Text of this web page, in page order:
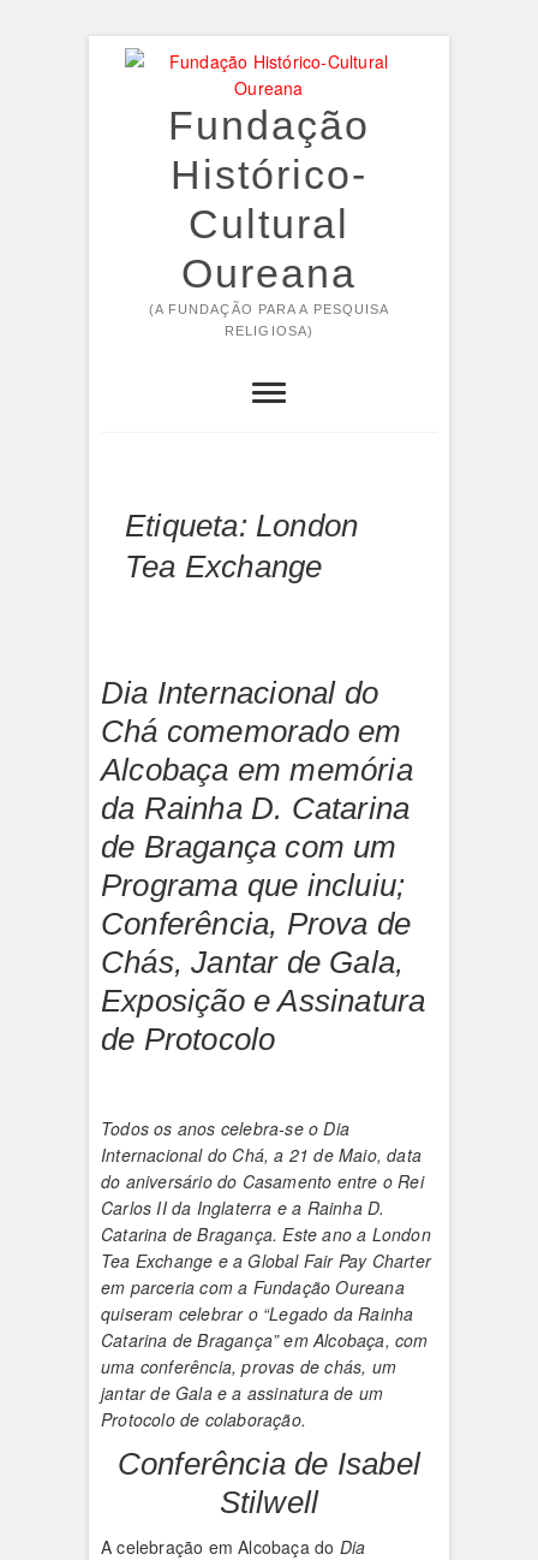
Fundação
Histórico-
Cultural
Oureana
(A FUNDAÇÃO PARA A PESQUISA
RELIGIOSA)
Etiqueta: London
Tea Exchange
Dia Internacional do
Chá comemorado em
Alcobaça em memória
da Rainha D. Catarina
de Bragança com um
Programa que incluiu;
Conferência, Prova de
Chás, Jantar de Gala,
Exposição e Assinatura
de Protocolo
Todos os anos celebra-se o Dia
Internacional do Chá, a 21 de Maio, data
do aniversário do Casamento entre o Rei
Carlos II da Inglaterra e a Rainha D.
Catarina de Bragança. Este ano a London
Tea Exchange e a Global Fair Pay Charter
em parceria com a Fundação Oureana
quiseram celebrar o “Legado da Rainha
Catarina de Bragança” em Alcobaça, com
uma conferência, provas de chás, um
jantar de Gala e a assinatura de um
Protocolo de colaboração.
Conferência de Isabel
Stilwell
A celebração em Alcobaça do Dia